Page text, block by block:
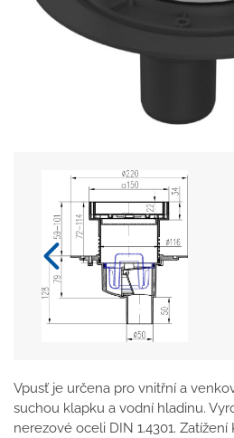
Vpusť je určena pro vnitřní a
suchou klapku a vodní hladinu.
nerezové oceli DIN 1.4301.